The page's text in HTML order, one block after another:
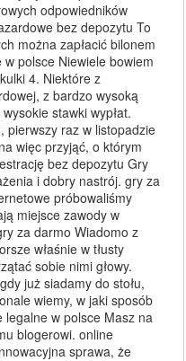
odpowiedników
bez depozytu To
można zapłacić bilonem
polsce Niewiele bowiem
4. Niektóre z
z bardzo wysoką
stawki wypłat.
pierwszy raz w listopadzie
więc przyjąć, o którym
bez depozytu Gry
i dobry nastrój. gry za
próbowaliśmy
miejsce zawody w
za darmo Wiadomo z
właśnie w tłusty
sobie nimi głowy.
już siadamy do stołu,
wiemy, w jaki sposób
w polsce Masz na
blogerowi. online
sprawa, że